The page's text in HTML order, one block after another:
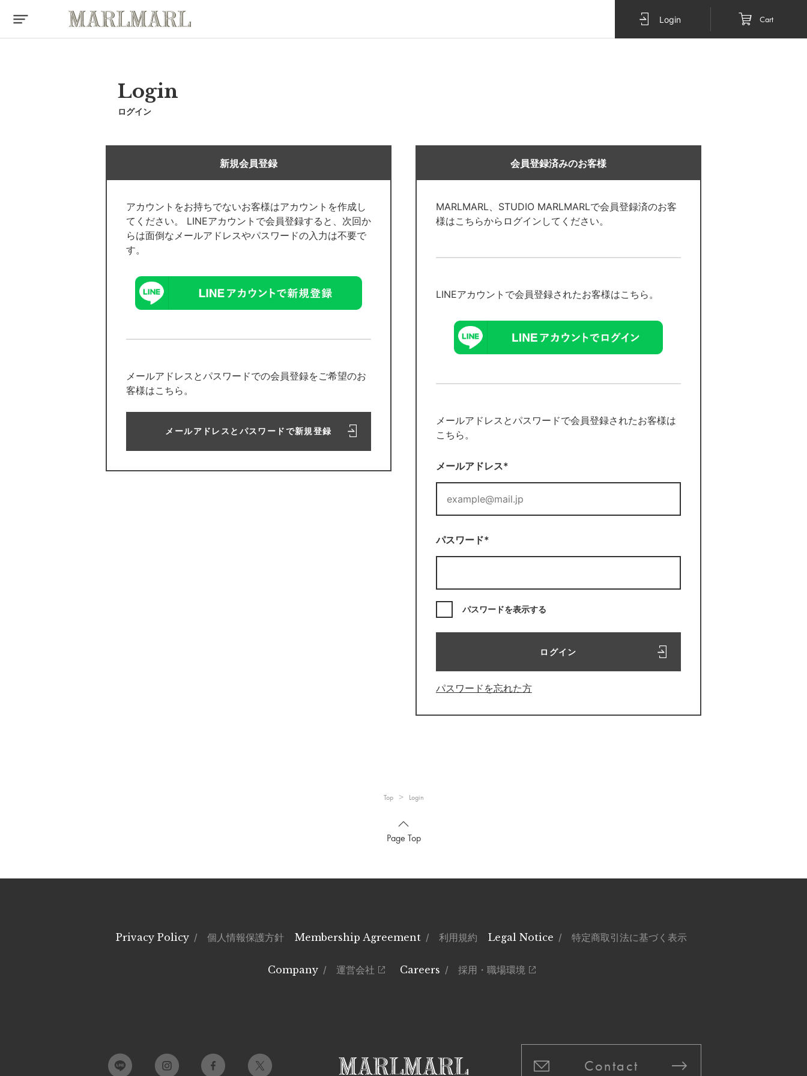
Login Cart
Login
ログイン
新規会員登録
アカウントをお持ちでないお客様はアカウントを作成し
てください。 LINEアカウントで会員登録すると、次回か
らは面倒なメールアドレスやパスワードの入力は不要で
す。
メールアドレスとパスワードでの会員登録をご希望のお
客様はこちら。
メールアドレスとパスワードで新規登録
会員登録済みのお客様
MARLMARL、STUDIO MARLMARLで会員登録済のお客
様はこちらからログインしてください。
LINEアカウントで会員登録されたお客様はこちら。
メールアドレスとパスワードで会員登録されたお客様は
こちら。
メールアドレス*
パスワード*
パスワードを表示する
ログイン
パスワードを忘れた方
Top Login
Page Top
Contact
Privacy Policy / 個人情報保護方針 Membership Agreement / 利用規約 Legal Notice / 特定商取引法に基づく表示
Company / 運営会社 Careers / 採用・職場環境